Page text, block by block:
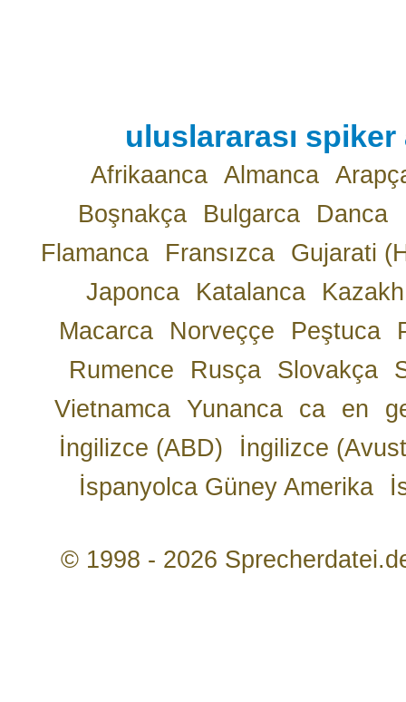
uluslararası
Afrikaanca Almanca
Boşnakça
Bulgarca Danca
Flamanca
Fransızca
Gujarati
Japonca
Katalanca
Kazakh
Macarca
Norveççe Peştuca
Rumence
Rusça Slovakça
Vietnamca
Yunanca ca en
İngilizce (ABD)
İngilizce
İspanyolca Güney Amerika
© 1998 - 2026